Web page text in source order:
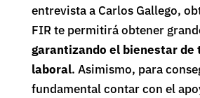
entrevista a Carlos Gallego,
FIR te permitirá obtener
garantizando el bienestar de
laboral. Asimismo, para
fundamental contar con el